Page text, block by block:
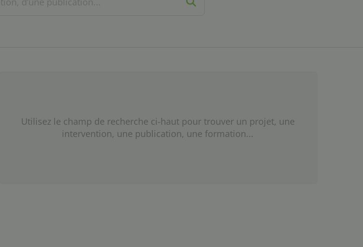
Utilisez le champ de recherche ci-haut pour trouver un projet, une
intervention, une publication, une formation...